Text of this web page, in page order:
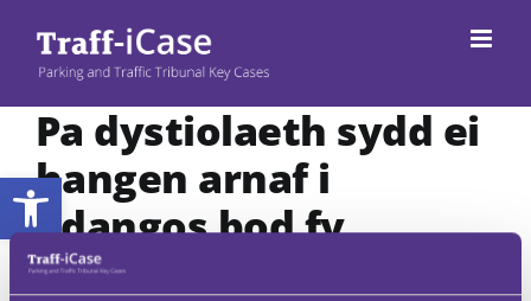
Bar offer agored
cynnwys
Pa dystiolaeth sydd ei
hangen arnaf i
ddangos bod fy
ngherbyd wedi'i